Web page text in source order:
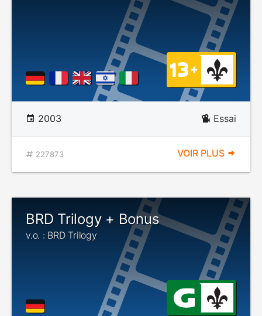
2003 Essai
227873 VOIR PLUS
BRD Trilogy + Bonus
v.o. : BRD Trilogy